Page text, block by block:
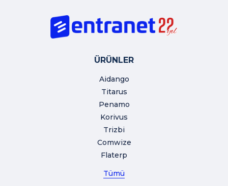
ÜRÜNLER
Aidango
Titarus
Penamo
Korivus
Trizbi
Comwize
Flaterp
Tümü